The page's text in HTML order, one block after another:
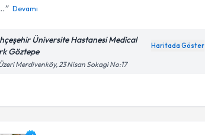
Devamı
Üniversite Hastanesi Medical
Göztepe
Haritada Göster
Merdivenköy, 23 Nisan Sokagi No:17